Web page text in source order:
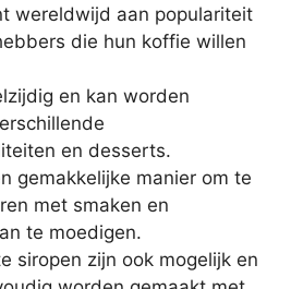
wereldwijd aan populariteit
die hun koffie willen
en kan worden
en desserts.
gemakkelijke manier om te
met smaken en
te moedigen.
siropen zijn ook mogelijk en